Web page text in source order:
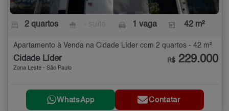
2 quartos 1 vaga 42 m²
Apartamento à Venda na Cidade Líder com 2 quartos - 42 m²
Cidade Líder
Zona Leste - São Paulo
R$ 229.000
WhatsApp Contatar